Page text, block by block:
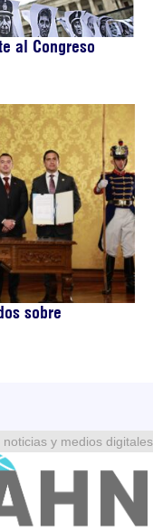
al Congreso
sobre
y medios digitales